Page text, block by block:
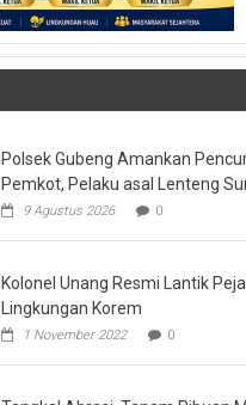
Polsek Gubeng Amankan
Pemkot, Pelaku asal Lenteng
9 Agustus 2026 0
Kolonel Unang Resmi Lantik
Lingkungan Korem
1 November 2022 0